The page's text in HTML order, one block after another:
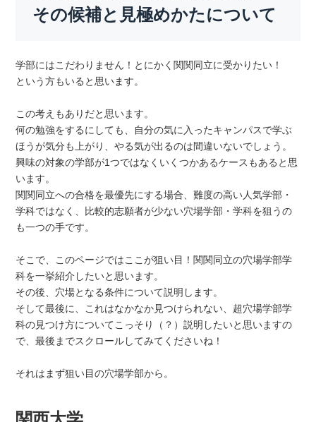
その候補と見極めかたについて
学部にはこだわりません！とにかく関関同立に受かりたい！
という方もいると思います。
この考えもありだと思います。
何の勉強をするにしても、自分の気に入ったキャンパスで学ぶ
ほうが気分も上がり、やる気が出るのは間違いないでしょう。
興味の対象の学部が1つではなくいくつかあるケースもあると思
います。
関関同立への合格を最優先にする場合、難度の高い人気学部・
学科ではなく、比較的志願者が少ない穴場学部・学科を狙うの
も一つの手です。
そこで、このページではここが狙い目！関関同立の穴場学部学
科を一挙紹介したいと思います。
その後、穴場となる条件について説明します。
そして最後に、これはなかなか見つけられない、超穴場学部学
科の見つけ方についてこっそり（？）説明したいと思いますの
で、最後までスクロールしてみてくださいね！
それはまず狙い目の穴場学部から。